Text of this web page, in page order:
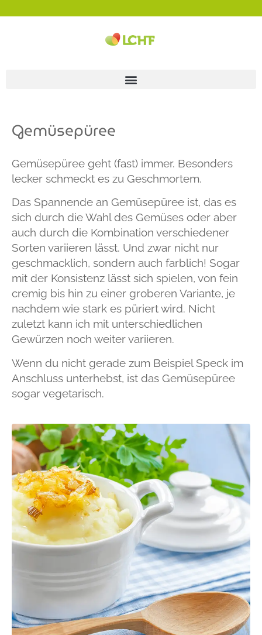
Gemüsepüree
Gemüsepüree geht (fast) immer. Besonders
lecker schmeckt es zu Geschmortem.
Das Spannende an Gemüsepüree ist, das es
sich durch die Wahl des Gemüses oder aber
auch durch die Kombination verschiedener
Sorten variieren lässt. Und zwar nicht nur
geschmacklich, sondern auch farblich! Sogar
mit der Konsistenz lässt sich spielen, von fein
cremig bis hin zu einer groberen Variante, je
nachdem wie stark es püriert wird. Nicht
zuletzt kann ich mit unterschiedlichen
Gewürzen noch weiter variieren.
Wenn du nicht gerade zum Beispiel Speck im
Anschluss unterhebst, ist das Gemüsepüree
sogar vegetarisch.